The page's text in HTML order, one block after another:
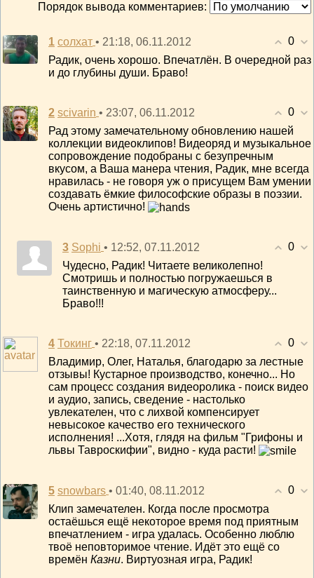
Порядок вывода комментариев:
0
1 солхат • 21:18, 06.11.2012
Радик, очень хорошо. Впечатлён. В очередной раз
и до глубины души. Браво!
0
2 scivarin • 23:07, 06.11.2012
Рад этому замечательному обновлению нашей
коллекции видеоклипов! Видеоряд и музыкальное
сопровождение подобраны с безупречным
вкусом, а Ваша манера чтения, Радик, мне всегда
нравилась - не говоря уж о присущем Вам умении
создавать ёмкие философские образы в поэзии.
Очень артистично!
0
3 Sophi • 12:52, 07.11.2012
Чудесно, Радик! Читаете великолепно!
Смотришь и полностью погружаешься в
таинственную и магическую атмосферу...
Браво!!!
0
4 Токинг • 22:18, 07.11.2012
Владимир, Олег, Наталья, благодарю за лестные
отзывы! Кустарное производство, конечно... Но
сам процесс создания видеоролика - поиск видео
и аудио, запись, сведение - настолько
увлекателен, что с лихвой компенсирует
невысокое качество его технического
исполнения! ...Хотя, глядя на фильм "Грифоны и
львы Тавроскифии", видно - куда расти!
0
5 snowbars • 01:40, 08.11.2012
Клип замечателен. Когда после просмотра
остаёшься ещё некоторое время под приятным
впечатлением - игра удалась. Особенно люблю
твоё неповторимое чтение. Идёт это ещё со
времён Казни. Виртуозная игра, Радик!